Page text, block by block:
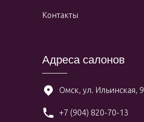
Адреса салонов
+7 (904) 820-70-13
Омск, ул. Ильинская, 9
Контакты